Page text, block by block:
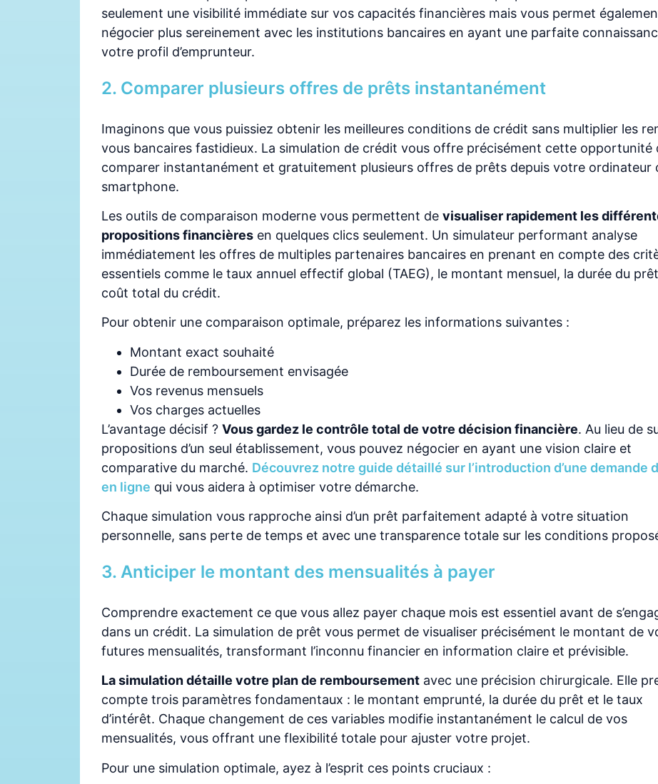
seulement une visibilité immédiate sur vos capacités financières mais vous permet
négocier plus sereinement avec les institutions bancaires en ayant une parfaite
votre profil d’emprunteur.
2. Comparer plusieurs offres de prêts instantanément
Imaginons que vous puissiez obtenir les meilleures conditions de crédit sans multiplier les
vous bancaires fastidieux. La simulation de crédit vous offre précisément cette opportunité
comparer instantanément et gratuitement plusieurs offres de prêts depuis votre ordinateur
smartphone.
Les outils de comparaison moderne vous permettent de visualiser rapidement les
propositions financières en quelques clics seulement. Un simulateur performant analyse
immédiatement les offres de multiples partenaires bancaires en prenant en compte des
essentiels comme le taux annuel effectif global (TAEG), le montant mensuel, la durée du
coût total du crédit.
Pour obtenir une comparaison optimale, préparez les informations suivantes :
Montant exact souhaité
Durée de remboursement envisagée
Vos revenus mensuels
Vos charges actuelles
L’avantage décisif ? Vous gardez le contrôle total de votre décision financière. Au lieu de
propositions d’un seul établissement, vous pouvez négocier en ayant une vision claire et
comparative du marché. Découvrez notre guide détaillé sur l’introduction d’une demande
en ligne qui vous aidera à optimiser votre démarche.
Chaque simulation vous rapproche ainsi d’un prêt parfaitement adapté à votre situation
personnelle, sans perte de temps et avec une transparence totale sur les conditions
3. Anticiper le montant des mensualités à payer
Comprendre exactement ce que vous allez payer chaque mois est essentiel avant de
dans un crédit. La simulation de prêt vous permet de visualiser précisément le montant de
futures mensualités, transformant l’inconnu financier en information claire et prévisible.
La simulation détaille votre plan de remboursement avec une précision chirurgicale. Elle
compte trois paramètres fondamentaux : le montant emprunté, la durée du prêt et le taux
d’intérêt. Chaque changement de ces variables modifie instantanément le calcul de vos
mensualités, vous offrant une flexibilité totale pour ajuster votre projet.
Pour une simulation optimale, ayez à l’esprit ces points cruciaux :